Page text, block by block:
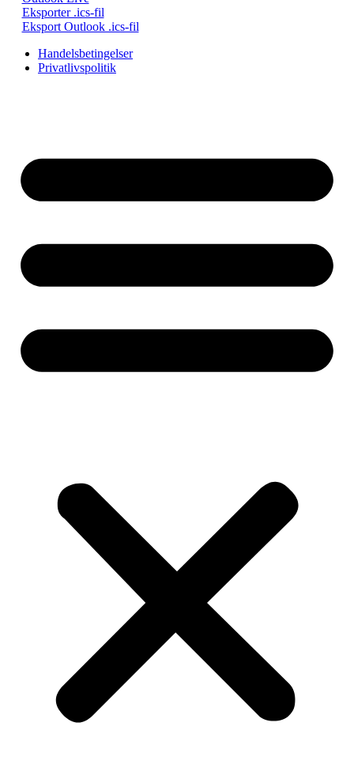
Eksporter .ics-fil
Eksport Outlook .ics-fil
Handelsbetingelser
Privatlivspolitik